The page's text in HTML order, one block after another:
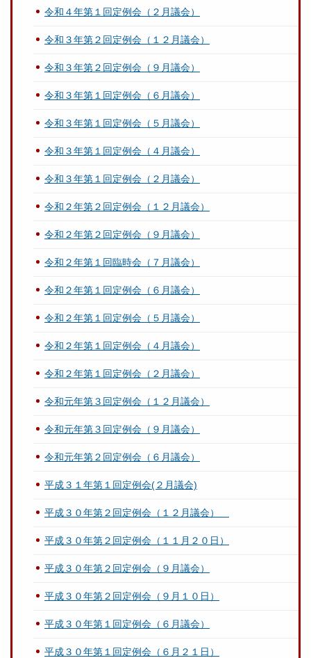
令和４年第１回定例会（２月議会）
令和３年第２回定例会（１２月議会）
令和３年第２回定例会（９月議会）
令和３年第１回定例会（６月議会）
令和３年第１回定例会（５月議会）
令和３年第１回定例会（４月議会）
令和３年第１回定例会（２月議会）
令和２年第２回定例会（１２月議会）
令和２年第２回定例会（９月議会）
令和２年第１回臨時会（７月議会）
令和２年第１回定例会（６月議会）
令和２年第１回定例会（５月議会）
令和２年第１回定例会（４月議会）
令和２年第１回定例会（２月議会）
令和元年第３回定例会（１２月議会）
令和元年第３回定例会（９月議会）
令和元年第２回定例会（６月議会）
平成３１年第１回定例会(２月議会)
平成３０年第２回定例会（１２月議会）
平成３０年第２回定例会（１１月２０日）
平成３０年第２回定例会（９月議会）
平成３０年第２回定例会（９月１０日）
平成３０年第１回定例会（６月議会）
平成３０年第１回定例会（６月２１日）